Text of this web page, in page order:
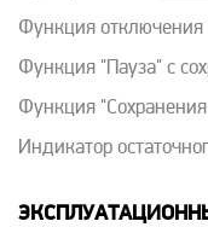
Функция отключения
Функция "Пауза" с
Функция "Сохранения
Индикатор